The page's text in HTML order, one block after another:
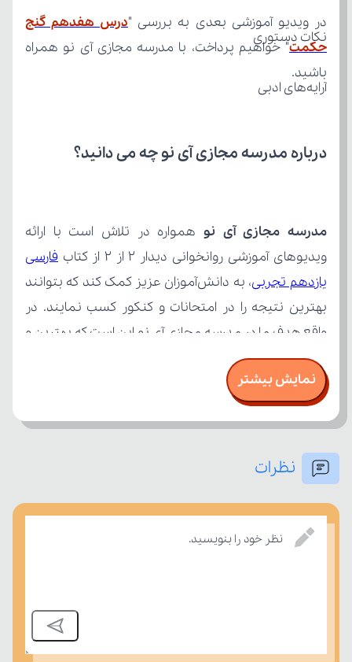
نکات دستوری
آرایه‌های ادبی
در ویدیو آموزشی بعدی به بررسی "
حکمت
باشید.
درباره مدرسه مجازی آی نو چه می‌ دانید؟
مدرسه مجازی آی نو
ویدیوهای آموزشی روانخوانی دیدار ۲ از ۲ از کتاب
یازدهم تجربی
امتحان، میزان تسلط خود را بر مفاهیم درسی بسنجند.
نمایش بیشتر
نظرات
نظر خود را بنویسید.